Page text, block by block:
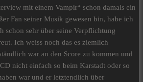
mit einem Vampir“ schon damals ein
Fan seiner Musik gewesen bin, habe ich
schon sehr über seine Verpflichtung
Ich weiss noch das es ziemlich
war an den Score zu kommen und
nicht einfach so beim Karstadt oder so
war und er letztendlich über